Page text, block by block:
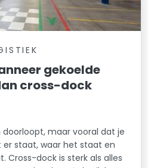
gekoelde
cross-dock
maar vooral dat je
er staat, waar het staat en
Cross-dock is sterk als alles